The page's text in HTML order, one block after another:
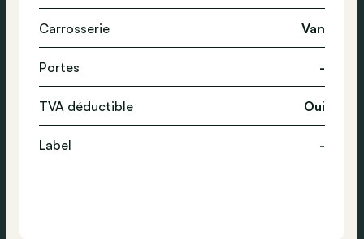
Carrosserie Van
Portes -
TVA déductible Oui
Label -